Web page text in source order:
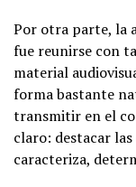
Por otra parte, la
fue reunirse con
material
forma bastante
transmitir en el
claro: destacar
caracteriza,